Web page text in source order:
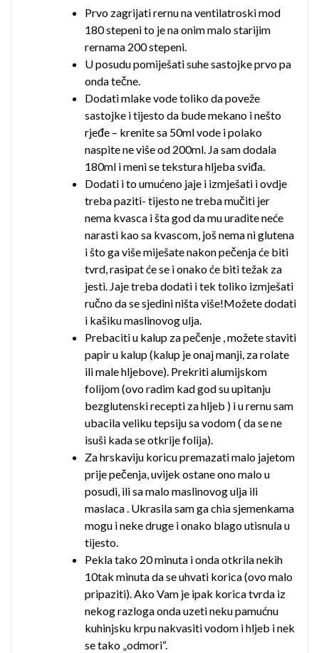
Prvo zagrijati rernu na ventilatroski mod
180 stepeni to je na onim malo starijim
rernama 200 stepeni.
U posudu pomiješati suhe sastojke prvo pa
onda tečne.
Dodati mlake vode toliko da poveže
sastojke i tijesto da bude mekano i nešto
rjeđe – krenite sa 50ml vode i polako
naspite ne više od 200ml. Ja sam dodala
180ml i meni se tekstura hljeba sviđa.
Dodati i to umućeno jaje i izmješati i ovdje
treba paziti- tijesto ne treba mučiti jer
nema kvasca i šta god da mu uradite neće
narasti kao sa kvascom, još nema ni glutena
i što ga više miješate nakon pečenja će biti
tvrd, rasipat će se i onako će biti težak za
jesti. Jaje treba dodati i tek toliko izmješati
ručno da se sjedini ništa više!Možete dodati
i kašiku maslinovog ulja.
Prebaciti u kalup za pečenje , možete staviti
papir u kalup (kalup je onaj manji, za rolate
ili male hljebove). Prekriti alumijskom
folijom (ovo radim kad god su upitanju
bezglutenski recepti za hljeb ) i u rernu sam
ubacila veliku tepsiju sa vodom ( da se ne
isuši kada se otkrije folija).
Za hrskaviju koricu premazati malo jajetom
prije pečenja, uvijek ostane ono malo u
posudi, ili sa malo maslinovog ulja ili
maslaca . Ukrasila sam ga chia sjemenkama
mogu i neke druge i onako blago utisnula u
tijesto.
Pekla tako 20 minuta i onda otkrila nekih
10tak minuta da se uhvati korica (ovo malo
pripaziti). Ako Vam je ipak korica tvrda iz
nekog razloga onda uzeti neku pamućnu
kuhinjsku krpu nakvasiti vodom i hljeb i nek
se tako „odmori“.